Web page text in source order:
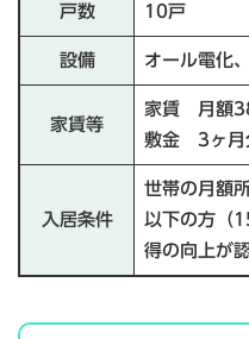
戸数 10戸
設備 オール電化
家賃等
家賃 月額
敷金 3ヶ月
入居条件
世帯の月額
以下の方（
得の向上が